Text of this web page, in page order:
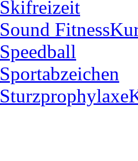
Skifreizeit
Sound Fitness
Speedball
Sportabzeichen
Sturzprophylaxe